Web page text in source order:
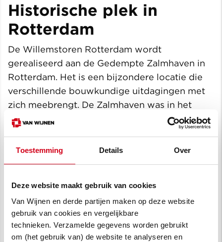
Toestemming Details Over
Deze website maakt gebruik van cookies
Van Wijnen en derde partijen maken op deze website
gebruik van cookies en vergelijkbare
technieken. Verzamelde gegevens worden gebruikt
om (het gebruik van) de website te analyseren en
Historische plek in
Rotterdam
De Willemstoren Rotterdam wordt
gerealiseerd aan de Gedempte Zalmhaven in
Rotterdam. Het is een bijzondere locatie die
verschillende bouwkundige uitdagingen met
zich meebrengt. De Zalmhaven was in het
verleden een haven. Deze haven is jaren later
opgevuld met oorlogspuin uit de Tweede
Wereldoorlog. In die periode zijn onder
“Behalve de funderingen van het vorige
gebouw, zijn we het oorlogspuin ook
tegengekomen. Ook de oude kadewanden
van vroeger waren nog aanwezig. Deze